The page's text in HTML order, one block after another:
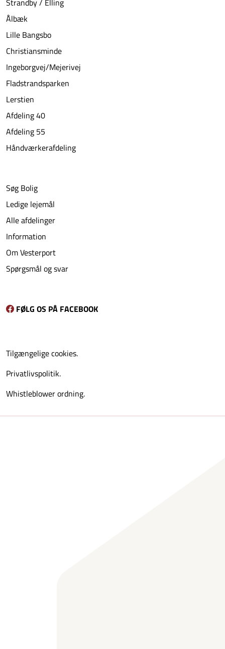
Ålbæk
Lille Bangsbo
Christiansminde
Ingeborgvej/Mejerivej
Fladstrandsparken
Lerstien
Afdeling 40
Afdeling 55
Håndværkerafdeling
Søg Bolig
Ledige lejemål
Alle afdelinger
Information
Om Vesterport
Spørgsmål og svar
FØLG OS PÅ FACEBOOK
Tilgængelige cookies.
Privatlivspolitik.
Whistleblower ordning.